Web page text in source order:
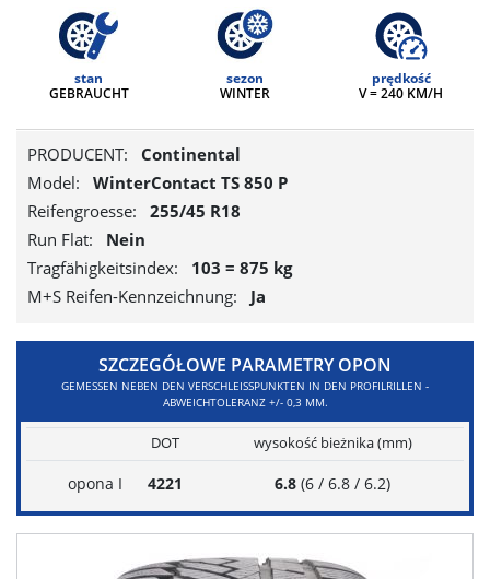
stan
GEBRAUCHT
sezon
WINTER
prędkość
V = 240 KM/H
PRODUCENT:
Continental
Model:
WinterContact TS 850 P
Reifengroesse:
255/45 R18
Run Flat:
Nein
Tragfähigkeitsindex:
103 = 875 kg
M+S Reifen-Kennzeichnung:
Ja
SZCZEGÓŁOWE PARAMETRY OPON
GEMESSEN NEBEN DEN VERSCHLEISSPUNKTEN IN DEN PROFILRILLEN - A
BWEICHTOLERANZ +/- 0,3 MM.
DOT wysokość bieżnika (mm)
opona I 4221 6.8 (6 / 6.8 / 6.2)